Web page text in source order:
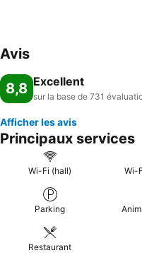
Avis
8,8 Excellent
sur la base de 731
Afficher les avis
Principaux services
Wi-Fi (hall) Wi-
Parking
Restaurant